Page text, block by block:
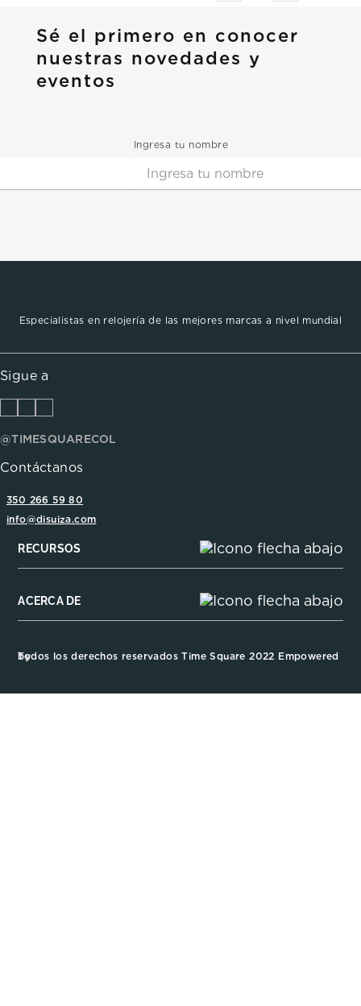
Sé el primero en conocer
nuestras novedades y
eventos
Ingresa tu nombre
Especialistas en relojería de las mejores marcas a nivel mundial
Sigue a
@TIMESQUARECOL
Contáctanos
350 266 59 80
info@disuiza.com
RECURSOS
ACERCA DE
Todos los derechos reservados Time Square 2022 Empowered by